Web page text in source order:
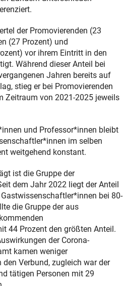
der Promovierenden (23
(27 Prozent) und
vor ihrem Eintritt in den
Während dieser Anteil bei
Jahren bereits auf
stieg er bei Promovierenden
Zeitraum von 2021-2025 jeweils
und Professor*innen bleibt
im selben
weitgehend konstant.
ist die Gruppe der
dem Jahr 2022 liegt der Anteil
bei 80-
die Gruppe der aus
44 Prozent den größten Anteil.
der Corona-
kamen weniger
Verbund, zugleich war der
tätigen Personen mit 29